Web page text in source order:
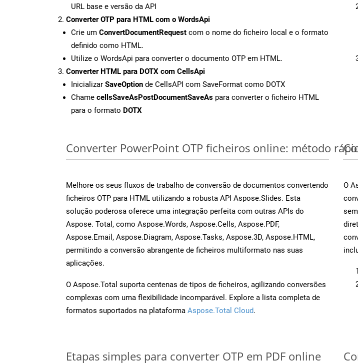
URL base e versão da API
Converter OTP para HTML com o WordsApi
Crie um ConvertDocumentRequest com o nome do ficheiro local e o formato
definido como HTML.
Utilize o WordsApi para converter o documento OTP em HTML.
Converter HTML para DOTX com CellsApi
Inicializar SaveOption de CellsAPI com SaveFormat como DOTX
Chame cellsSaveAsPostDocumentSaveAs para converter o ficheiro HTML
para o formato DOTX
Converter PowerPoint OTP ficheiros online: método
Melhore os seus fluxos de trabalho de conversão de documentos convertendo
ficheiros OTP para HTML utilizando a robusta API Aspose.Slides. Esta
solução poderosa oferece uma integração perfeita com outras APIs do
Aspose. Total, como Aspose.Words, Aspose.Cells, Aspose.PDF,
Aspose.Email, Aspose.Diagram, Aspose.Tasks, Aspose.3D, Aspose.HTML,
permitindo a conversão abrangente de ficheiros multiformato nas suas
aplicações.
O Aspose.Total suporta centenas de tipos de ficheiros, agilizando conversões
complexas com uma flexibilidade incomparável. Explore a lista completa de
formatos suportados na plataforma Aspose.Total Cloud.
O
Etapas simples para converter OTP em PDF online